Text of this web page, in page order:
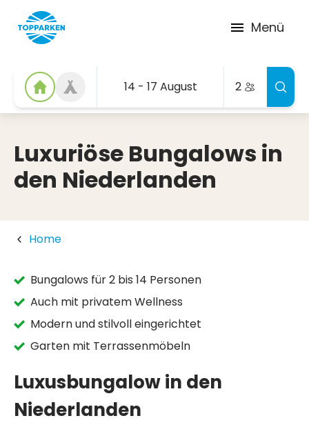
Menü
14 - 17 August 2
Luxuriöse Bungalows in
den Niederlanden
Home
Bungalows für 2 bis 14 Personen
Auch mit privatem Wellness
Modern und stilvoll eingerichtet
Garten mit Terrassenmöbeln
Luxusbungalow in den
Niederlanden